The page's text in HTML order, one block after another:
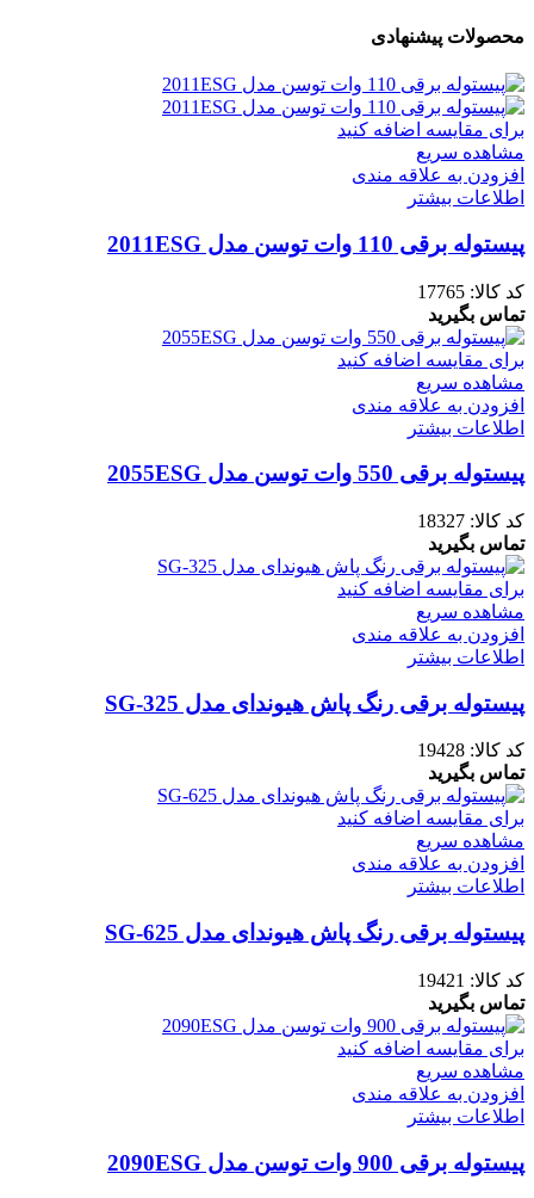
محصولات پیشنهادی
برای مقایسه اضافه کنید
مشاهده سریع
افزودن به علاقه مندی
اطلاعات بیشتر
پیستوله برقی 110 وات توسن مدل 2011ESG
کد کالا: 17765
تماس بگیرید
برای مقایسه اضافه کنید
مشاهده سریع
افزودن به علاقه مندی
اطلاعات بیشتر
پیستوله برقی 550 وات توسن مدل 2055ESG
کد کالا: 18327
تماس بگیرید
برای مقایسه اضافه کنید
مشاهده سریع
افزودن به علاقه مندی
اطلاعات بیشتر
پیستوله برقی رنگ پاش هیوندای مدل 325-SG
کد کالا: 19428
تماس بگیرید
برای مقایسه اضافه کنید
مشاهده سریع
افزودن به علاقه مندی
اطلاعات بیشتر
پیستوله برقی رنگ پاش هیوندای مدل 625-SG
کد کالا: 19421
تماس بگیرید
برای مقایسه اضافه کنید
مشاهده سریع
افزودن به علاقه مندی
اطلاعات بیشتر
پیستوله برقی 900 وات توسن مدل 2090ESG